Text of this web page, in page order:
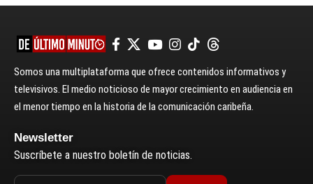
Somos una multiplataforma que ofrece contenidos informativos y
televisivos. El medio noticioso de mayor crecimiento en audiencia en
el menor tiempo en la historia de la comunicación caribeña.
Newsletter
Suscríbete a nuestro boletín de noticias.